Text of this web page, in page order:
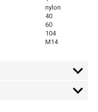
nylon
40
60
104
M14